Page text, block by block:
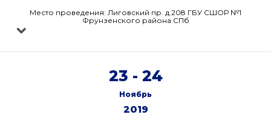
Место проведения: Лиговский пр. д.208 ГБУ СШОР №1
Фрунзенского района СПб
23 - 24
Ноябрь
2019